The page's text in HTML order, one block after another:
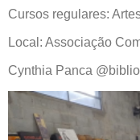
Cursos regulares:
Local: Associação
Cynthia Panca